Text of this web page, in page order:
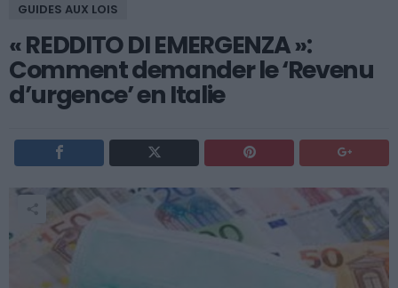
GUIDES AUX LOIS
« REDDITO DI EMERGENZA »:
Comment demander le ‘Revenu
d’urgence’ en Italie